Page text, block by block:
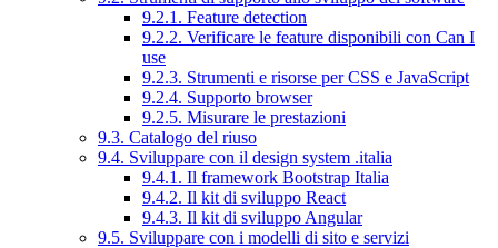
9.2.1. Feature detection
9.2.2. Verificare le feature disponibili con Can I
use
9.2.3. Strumenti e risorse per CSS e JavaScript
9.2.4. Supporto browser
9.2.5. Misurare le prestazioni
9.3. Catalogo del riuso
9.4. Sviluppare con il design system .italia
9.4.1. Il framework Bootstrap Italia
9.4.2. Il kit di sviluppo React
9.4.3. Il kit di sviluppo Angular
9.5. Sviluppare con i modelli di sito e servizi